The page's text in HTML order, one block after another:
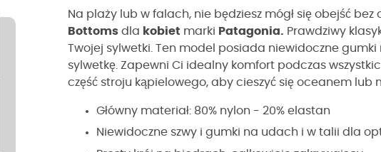
Na plaży lub w falach, nie będziesz mógł się obejść bez
Bottoms dla kobiet marki Patagonia. Prawdziwy
Twojej sylwetki. Ten model posiada niewidoczne
sylwetkę. Zapewni Ci idealny komfort podczas
część stroju kąpielowego, aby cieszyć się oceanem lub
Główny materiał: 80% nylon - 20% elastan
Niewidoczne szwy i gumki na udach i w talii dla